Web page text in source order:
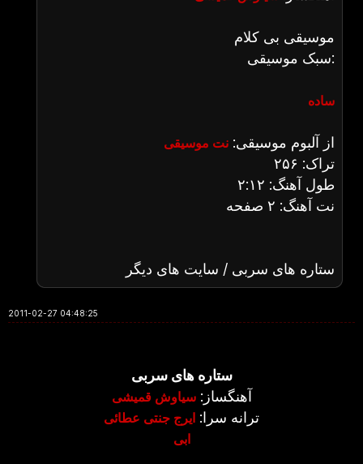
موسیقی بی کلام
سبک موسیقی:
ساده
از آلبوم موسیقی: نت موسیقی
تراک: ۲۵۶
طول آهنگ: ۲:۱۲
نت آهنگ: ۲ صفحه
ستاره های سربی / سایت های دیگر
2011-02-27 04:48:25
ستاره های سربی
آهنگساز:سیاوش قمیشی
ترانه سرا: ایرج جنتی عطائی
ابی